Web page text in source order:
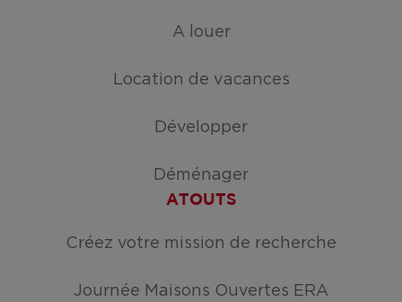
A louer
Location de vacances
Développer
Déménager
ATOUTS
Créez votre mission de recherche
Journée Maisons Ouvertes ERA